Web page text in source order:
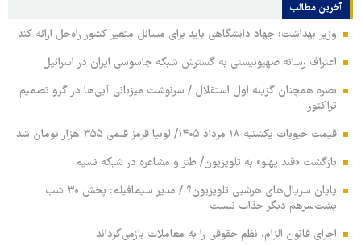
آخرین مطالب
وزیر بهداشت: جهاد دانشگاهی باید برای مسائل متغیر کشور راه‌حل ارائه کند
اعتراف رسانه صهیونیستی به گسترش شبکه جاسوسی ایران در اسرائیل
بصره همچنان گزینه اول استقلال / سرنوشت میزبانی آبی‌ها در گرو تصمیم
تراکتور
قیمت حبوبات یکشنبه ۱۸ مرداد ۱۴۰۵/ لوبیا قرمز قلمی ۳۵۵ هزار تومان شد
بازگشت «قند پهلو» به تلویزیون/ طنز و مشاعره در شبکه نسیم
پایان سریال‌های هرشبی تلویزیون؟ / مدیر سیمافیلم: پخش ۳۰ شب
پشت‌سرهم دیگر جذاب نیست
اجرای قانون الزام، نظم حقوقی را به معاملات بازمی‌گرداند